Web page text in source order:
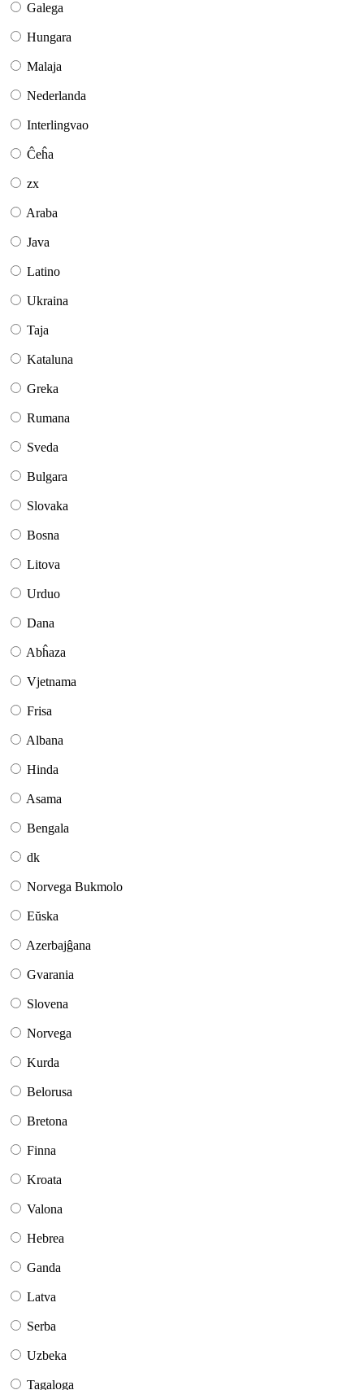
Galega
Hungara
Malaja
Nederlanda
Interlingvao
Ĉeĥa
zx
Araba
Java
Latino
Ukraina
Taja
Kataluna
Greka
Rumana
Sveda
Bulgara
Slovaka
Bosna
Litova
Urduo
Dana
Abĥaza
Vjetnama
Frisa
Albana
Hinda
Asama
Bengala
dk
Norvega Bukmolo
Eŭska
Azerbajĝana
Gvarania
Slovena
Norvega
Kurda
Belorusa
Bretona
Finna
Kroata
Valona
Hebrea
Ganda
Latva
Serba
Uzbeka
Tagaloga